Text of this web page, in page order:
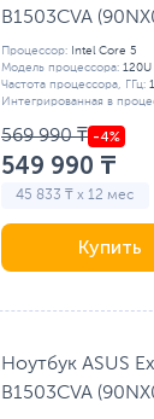
B1503CVA
Процессор: Intel Core 5
Модель процессора: 120U
Частота процессора, ГГц:
Интегрированная в
569 990 ₸
549 990 ₸
45 833 ₸ x 12 мес
Купить
Ноутбук ASUS
B1503CVA